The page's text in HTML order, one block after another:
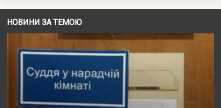
НОВИНИ ЗА ТЕМОЮ